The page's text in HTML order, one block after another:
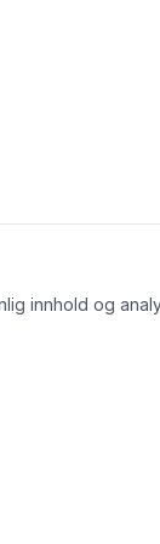
innhold og